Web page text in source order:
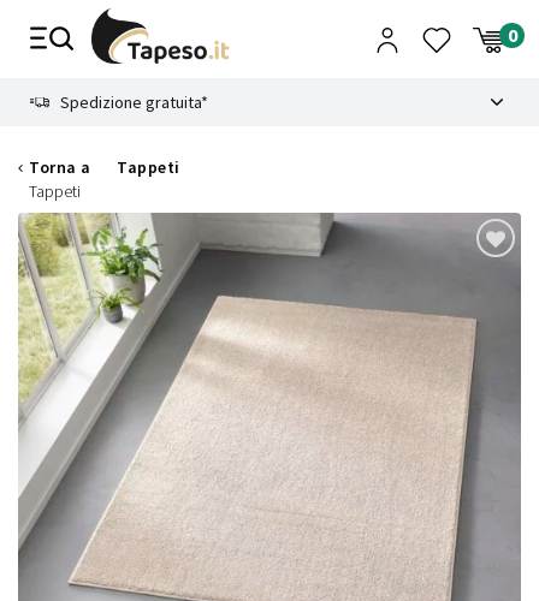
Spedizione gratuita*
Torna a
Tappeti
Tappeti